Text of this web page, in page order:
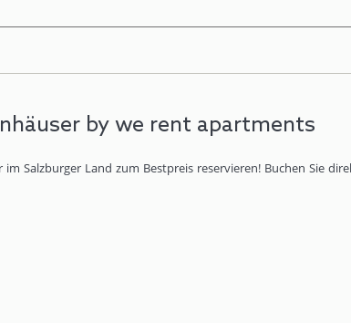
by we rent apartments
Salzburger Land zum Bestpreis reservieren! Buchen Sie